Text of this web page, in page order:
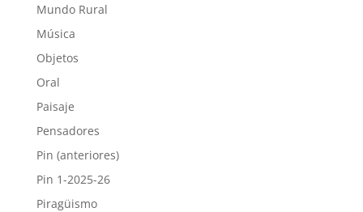
Mundo Rural
Música
Objetos
Oral
Paisaje
Pensadores
Pin (anteriores)
Pin 1-2025-26
Piragüismo